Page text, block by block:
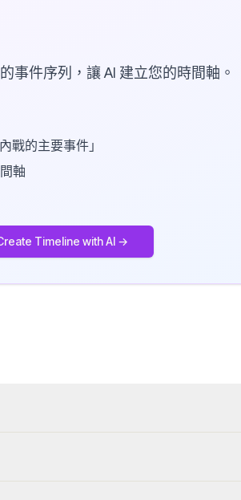
事件序列，讓 AI 建立您的時間軸。
戰的主要事件」
軸
Timeline with AI →